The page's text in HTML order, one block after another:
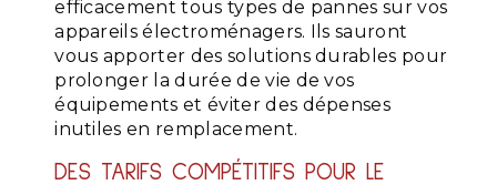
efficacement tous types de pannes sur vos
appareils électroménagers. Ils sauront
vous apporter des solutions durables pour
prolonger la durée de vie de vos
équipements et éviter des dépenses
inutiles en remplacement.
DES TARIFS COMPÉTITIFS POUR LE